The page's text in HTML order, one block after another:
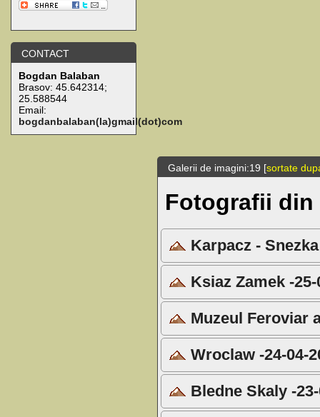
CONTACT
Bogdan Balaban
Brasov: 45.642314;
25.588544
Email:
bogdanbalaban(la)gmail(dot)com
Galerii de imagini:19 [sortate
Fotografii din
Karpacz -
Ksiaz Zamek -25-
Muzeul Feroviar
Wroclaw -24-04-
Bledne Skaly -